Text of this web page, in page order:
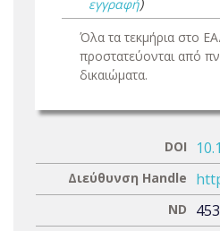
εγγραφή)
Όλα τα τεκμήρια στο
προστατεύονται από
δικαιώματα.
DOI
Διεύθυνση Handle
ND